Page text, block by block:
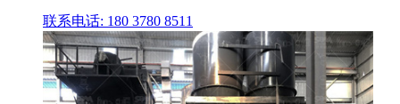
联系电话: 180 3780 8511